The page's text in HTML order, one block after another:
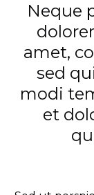
Neque
amet,
sed
modi
et